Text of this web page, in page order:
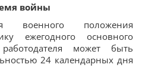
войны
военного положения
ежегодного основного
может быть
24 календарных дня